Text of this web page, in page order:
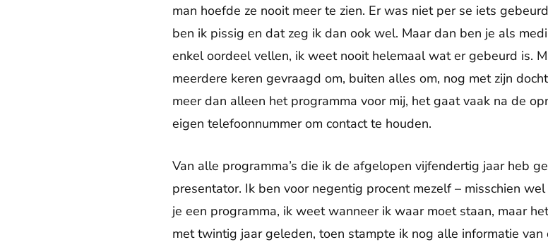
man hoefde ze nooit meer te zien. Er was niet per se iets
ben ik pissig en dat zeg ik dan ook wel. Maar dan ben je als
enkel oordeel vellen, ik weet nooit helemaal wat er gebeurd is.
meerdere keren gevraagd om, buiten alles om, nog met zijn
meer dan alleen het programma voor mij, het gaat vaak na de
eigen telefoonnummer om contact te houden.
Van alle programma’s die ik de afgelopen vijfendertig jaar heb
presentator. Ik ben voor negentig procent mezelf – misschien
je een programma, ik weet wanneer ik waar moet staan, maar
met twintig jaar geleden, toen stampte ik nog alle informatie van